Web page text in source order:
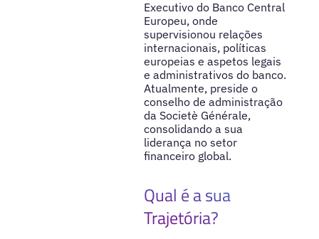
Executivo do Banco Central
Europeu, onde
supervisionou relações
internacionais, políticas
europeias e aspetos legais
e administrativos do banco.
Atualmente, preside o
conselho de administração
da Societè Générale,
consolidando a sua
liderança no setor
financeiro global.
Qual é a sua
Trajetória?